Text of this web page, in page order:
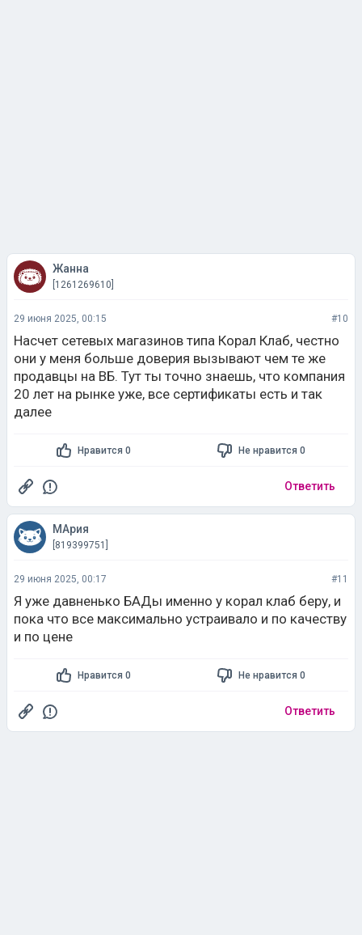
Жанна
[1261269610]
29 июня 2025, 00:15 #10
Насчет сетевых магазинов типа Корал Клаб, честно
они у меня больше доверия вызывают чем те же
продавцы на ВБ. Тут ты точно знаешь, что компания
20 лет на рынке уже, все сертификаты есть и так
далее
Нравится 0 Не нравится 0
Ответить
МАрия
[819399751]
29 июня 2025, 00:17 #11
Я уже давненько БАДы именно у корал клаб беру, и
пока что все максимально устраивало и по качеству
и по цене
Нравится 0 Не нравится 0
Ответить